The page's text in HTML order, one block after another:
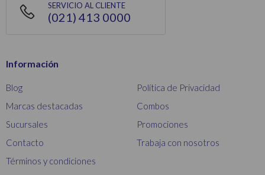
SERVICIO AL CLIENTE
(021) 413 0000
Información
Blog
Marcas destacadas
Sucursales
Contacto
Términos y condiciones
Política de Privacidad
Combos
Promociones
Trabaja con nosotros